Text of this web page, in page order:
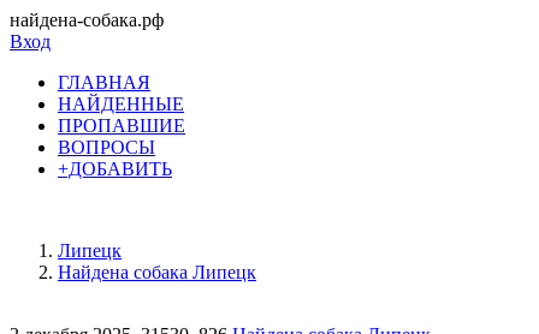
найдена-собака.рф
Вход
ГЛАВНАЯ
НАЙДЕННЫЕ
ПРОПАВШИЕ
ВОПРОСЫ
+ДОБАВИТЬ
Липецк
Найдена собака Липецк